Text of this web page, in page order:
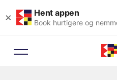
× Hent appen
Book hurtigere og